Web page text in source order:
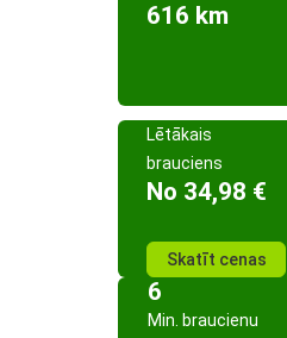
616 km
Lētākais
brauciens
No 34,98 €
Skatīt cenas
6
Min. braucienu